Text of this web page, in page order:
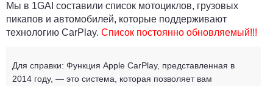
Мы в 1GAI составили список мотоциклов, грузовых
пикапов и автомобилей, которые поддерживают
технологию CarPlay. Список постоянно обновляемый!!!
Для справки: Функция Apple CarPlay, представленная в
2014 году, — это система, которая позволяет вам